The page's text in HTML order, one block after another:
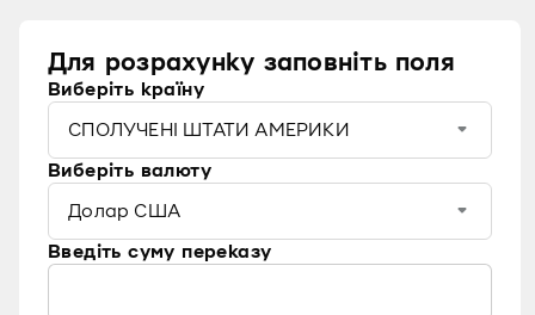
Для розрахунку заповніть поля
Виберіть країну
СПОЛУЧЕНІ ШТАТИ АМЕРИКИ
Виберіть валюту
Долар США
Введіть суму переказу